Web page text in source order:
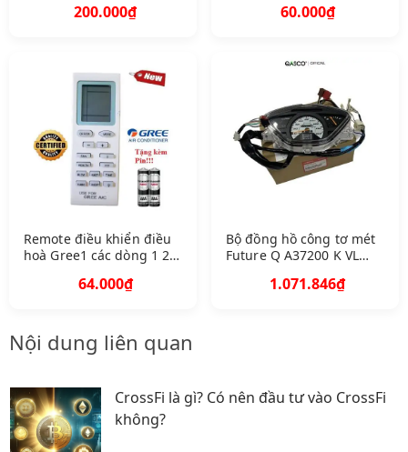
đầm bầu đẹp200.000₫
HỐN G ỒÊU BỀN
60.000₫
Remote điều khiển điều
hoà Gree1 các dòng 1 2
100 Tặng Pin64.000₫
Bộ đồng hồ công tơ mét
Future Q A37200 K VL
1.071.846₫
Nội dung liên quan
CrossFi là gì? Có nên đầu tư vào CrossFi
không?